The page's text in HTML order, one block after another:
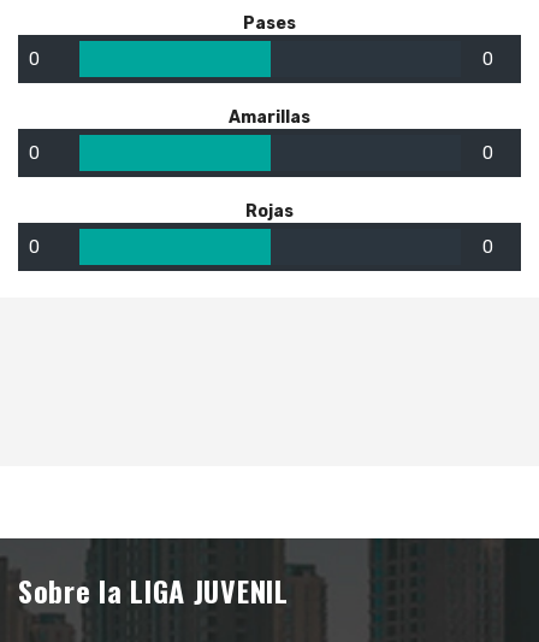
Pases
0 0
Amarillas
0 0
Rojas
0 0
Sobre la LIGA JUVENIL